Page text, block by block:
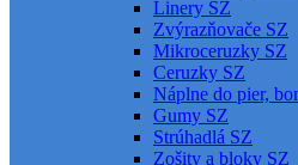
Linery SZ
Zvýrazňovače SZ
Mikroceruzky SZ
Ceruzky SZ
Náplne do pier,
Gumy SZ
Strúhadlá SZ
Zošity a bloky SZ